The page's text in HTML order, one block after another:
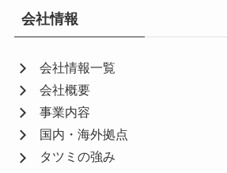
会社情報
会社情報一覧
会社概要
事業内容
国内・海外拠点
タツミの強み